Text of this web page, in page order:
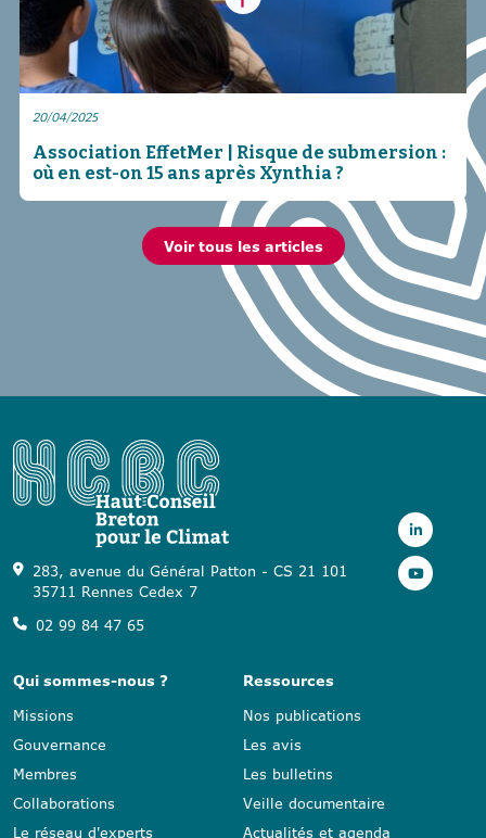
20/04/2025
Association EffetMer | Risque de submersion :
où en est-on 15 ans après Xynthia ?
Voir tous les articles
283, avenue du Général Patton - CS 21 101
35711 Rennes Cedex 7
02 99 84 47 65
Qui sommes-nous ?
Missions
Gouvernance
Membres
Collaborations
Le réseau d'experts
Ressources
Nos publications
Les avis
Les bulletins
Veille documentaire
Actualités et agenda